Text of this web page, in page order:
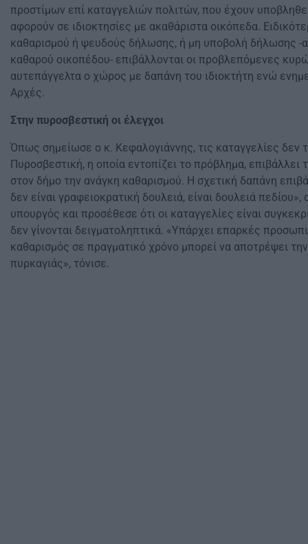
προστίμων επί καταγγελιών πολιτών, που έχουν
αφορούν σε ιδιοκτησίες με ακαθάριστα οικόπεδα.
καθαρισμού ή ψευδούς δήλωσης, ή μη υποβολή δήλωσης -
καθαρού οικοπέδου- επιβάλλονται οι προβλεπόμενες
αυτεπάγγελτα ο χώρος με δαπάνη του ιδιοκτήτη ενώ
Αρχές.
Στην πυροσβεστική οι έλεγχοι
Όπως σημείωσε ο κ. Κεφαλογιάννης, τις καταγγελίες δεν
Πυροσβεστική, η οποία εντοπίζει το πρόβλημα, επιβάλλει
στον δήμο την ανάγκη καθαρισμού. Η σχετική δαπάνη
δεν είναι γραφειοκρατική δουλειά, είναι δουλειά
υπουργός και προσέθεσε ότι οι καταγγελίες είναι
δεν γίνονται δειγματοληπτικά. «Υπάρχει επαρκές
καθαρισμός σε πραγματικό χρόνο μπορεί να αποτρέψει
πυρκαγιάς», τόνισε.